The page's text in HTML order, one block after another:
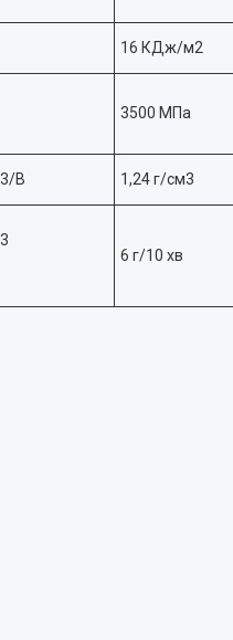
16 КДж/м2
3500 МПа
B 1,24 г/см3
6 г/10 хв